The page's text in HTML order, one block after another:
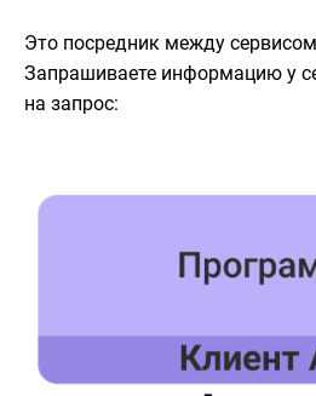
Это посредник между
Запрашиваете информацию у
на запрос: